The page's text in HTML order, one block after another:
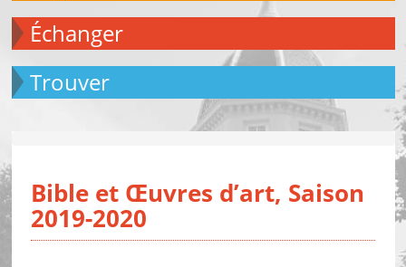
échanger
Trouver
Bible et Œuvres d’art, Saison
2019-2020